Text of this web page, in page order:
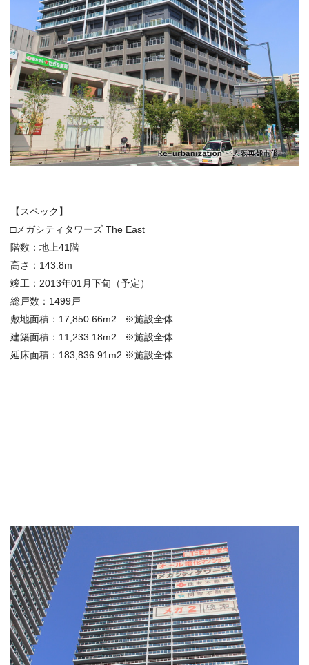
【スペック】
□メガシティタワーズ The East
階数：地上41階
高さ：143.8m
竣工：2013年01月下旬（予定）
総戸数：1499戸
敷地面積：17,850.66m2 ※施設全体
建築面積：11,233.18m2 ※施設全体
延床面積：183,836.91m2 ※施設全体